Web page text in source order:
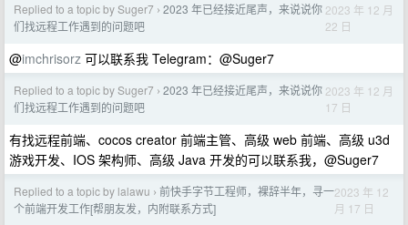
Replied to a topic by Suger7 › 2023 年已经接近尾声，来说说你
们找远程工作遇到的问题吧
2023 年 12 月
22 日
@imchrisorz 可以联系我 Telegram：@Suger7
Replied to a topic by Suger7 › 2023 年已经接近尾声，来说说你
们找远程工作遇到的问题吧
2023 年 12 月
17 日
有找远程前端、cocos creator 前端主管、高级 web 前端、高级 u3d
游戏开发、IOS 架构师、高级 Java 开发的可以联系我，@Suger7
Replied to a topic by lalawu › 前快手字节工程师，裸辞半年，寻一
个前端开发工作[帮朋友发，内附联系方式]
2023 年 12
月 17 日